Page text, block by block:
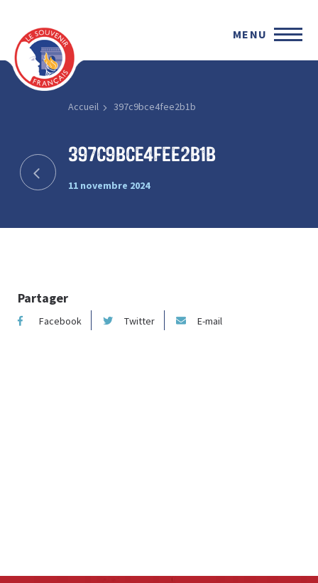
MENU
Accueil 397c9bce4fee2b1b
397c9bce4fee2b1b
11 novembre 2024
Partager
Facebook Twitter E-mail